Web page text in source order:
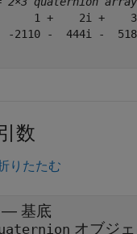
1 +    2i +
-2110 -  444i -
数
りたたむ
— 基底
オブジェ